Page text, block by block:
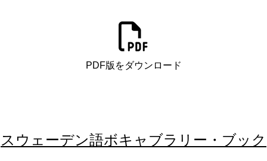
PDF版をダウンロード
スウェーデン語ボキャブラリー・ブック